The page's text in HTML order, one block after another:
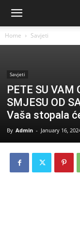
Home Savjeti
Savjeti
PETE SU VAM
SMJESU OD
Vaša stopala
By Admin - January 16,